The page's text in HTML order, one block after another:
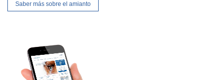
Saber más sobre el amianto